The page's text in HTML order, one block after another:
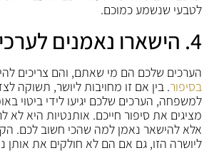
לטבעי שנשמע כמוכם.
4. הישארו נאמנים לערכים שלכם
הערכים שלכם הם מי שאתם, והם צריכים
בסיפור. בין אם זו מחויבות ליושר, תשוקה
למשפחה, הערכים שלכם יגיעו לידי ביטוי
מציגים את סיפור חייכם. אותנטיות היא לא
אלא להישאר נאמן למה שהכי חשוב לכם.
ליושרה הזו, גם אם הם לא חולקים את אותן